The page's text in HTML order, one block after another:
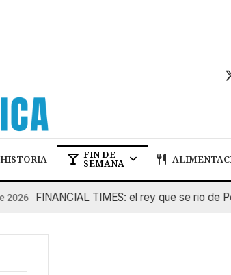
HISTORIA FIN DE
SEMANA
FINANCIAL TIMES: el rey que se rio de Pedro